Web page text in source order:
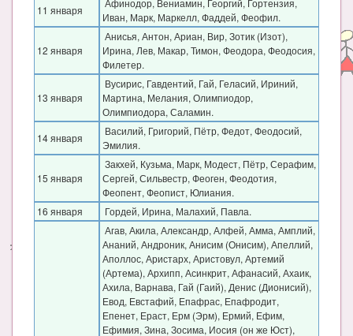
11 января
Афинодор, Вениамин, Георгий, Гортензия,
Иван, Марк, Маркелл, Фаддей, Феофил.
12 января
Анисья, Антон, Ариан, Вир, Зотик (Изот),
Ирина, Лев, Макар, Тимон, Феодора, Феодосия,
Филетер.
13 января
Вусирис, Гавдентий, Гай, Геласий, Ириний,
Мартина, Мелания, Олимпиодор,
Олимпиодора, Саламин.
14 января
Василий, Григорий, Пётр, Федот, Феодосий,
Эмилия.
15 января
Закхей, Кузьма, Марк, Модест, Пётр, Серафим,
Сергей, Сильвестр, Феоген, Феодотия,
Феопент, Феопист, Юлиания.
16 января
Гордей, Ирина, Малахий, Павла.
Агав, Акила, Александр, Алфей, Амма, Амплий,
Ананий, Андроник, Анисим (Онисим), Апеллий,
Аполлос, Аристарх, Аристовул, Артемий
(Артема), Архипп, Асинкрит, Афанасий, Ахаик,
Ахила, Варнава, Гай (Гаий), Денис (Дионисий),
Евод, Евстафий, Епафрас, Епафродит,
Епенет, Ераст, Ерм (Эрм), Ермий, Ефим,
Ефимия, Зина, Зосима, Иосия (он же Юст),